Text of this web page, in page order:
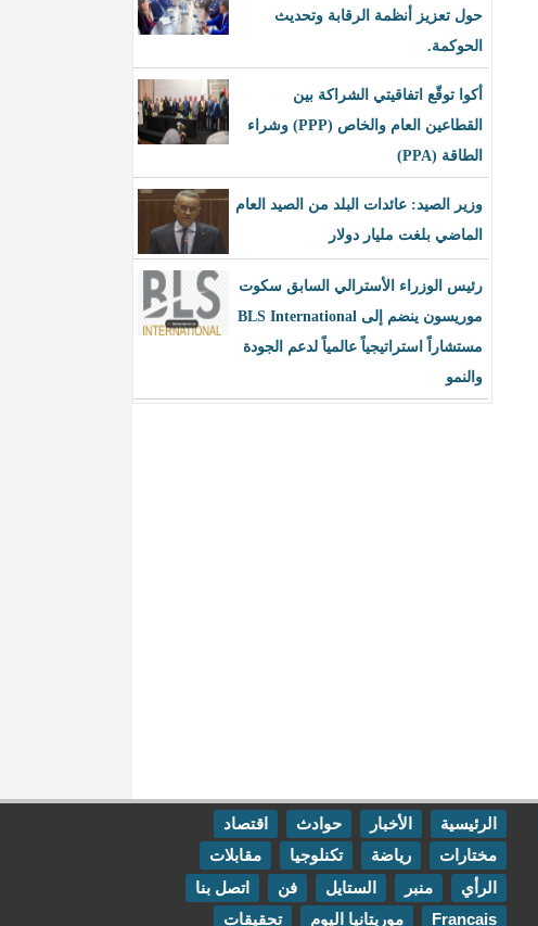
حول تعزيز أنظمة الرقابة وتحديث
الحوكمة.
أكوا توقّع اتفاقيتي الشراكة بين
القطاعين العام والخاص (PPP) وشراء
الطاقة (PPA)
وزير الصيد: عائدات البلد من الصيد العام
الماضي بلغت مليار دولار
رئيس الوزراء الأسترالي السابق سكوت
موريسون ينضم إلى BLS International
مستشاراً استراتيجياً عالمياً لدعم الجودة
والنمو
الرئيسية الأخبار حوادث
اقتصاد
مختارات
رياضة تكنلوجيا
مقابلات
الرأي
منبر الستايل فن
اتصل بنا
Francais
موريتانيا اليوم تحقيقات